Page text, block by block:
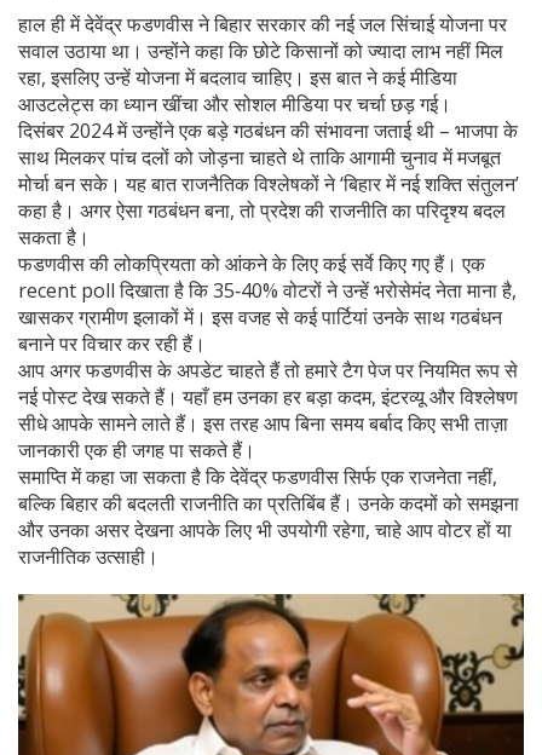
हाल ही में देवेंद्र फडणवीस ने बिहार सरकार की नई जल सिंचाई योजना पर
सवाल उठाया था। उन्होंने कहा कि छोटे किसानों को ज्यादा लाभ नहीं मिल
रहा, इसलिए उन्हें योजना में बदलाव चाहिए। इस बात ने कई मीडिया
आउटलेट्स का ध्यान खींचा और सोशल मीडिया पर चर्चा छड़ गई।
दिसंबर 2024 में उन्होंने एक बड़े गठबंधन की संभावना जताई थी – भाजपा के
साथ मिलकर पांच दलों को जोड़ना चाहते थे ताकि आगामी चुनाव में मजबूत
मोर्चा बन सके। यह बात राजनैतिक विश्लेषकों ने ‘बिहार में नई शक्ति संतुलन’
कहा है। अगर ऐसा गठबंधन बना, तो प्रदेश की राजनीति का परिदृश्य बदल
सकता है।
फडणवीस की लोकप्रियता को आंकने के लिए कई सर्वे किए गए हैं। एक
recent poll दिखाता है कि 35‑40% वोटरों ने उन्हें भरोसेमंद नेता माना है,
खासकर ग्रामीण इलाकों में। इस वजह से कई पार्टियां उनके साथ गठबंधन
बनाने पर विचार कर रही हैं।
आप अगर फडणवीस के अपडेट चाहते हैं तो हमारे टैग पेज पर नियमित रूप से
नई पोस्ट देख सकते हैं। यहाँ हम उनका हर बड़ा कदम, इंटरव्यू और विश्लेषण
सीधे आपके सामने लाते हैं। इस तरह आप बिना समय बर्बाद किए सभी ताज़ा
जानकारी एक ही जगह पा सकते हैं।
समाप्ति में कहा जा सकता है कि देवेंद्र फडणवीस सिर्फ एक राजनेता नहीं,
बल्कि बिहार की बदलती राजनीति का प्रतिबिंब हैं। उनके कदमों को समझना
और उनका असर देखना आपके लिए भी उपयोगी रहेगा, चाहे आप वोटर हों या
राजनीतिक उत्साही।